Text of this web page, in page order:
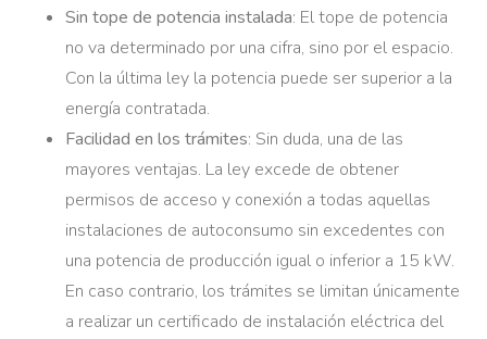
Sin tope de potencia instalada: El tope de potencia
no va determinado por una cifra, sino por el espacio.
Con la última ley la potencia puede ser superior a la
energía contratada.
Facilidad en los trámites: Sin duda, una de las
mayores ventajas. La ley excede de obtener
permisos de acceso y conexión a todas aquellas
instalaciones de autoconsumo sin excedentes con
una potencia de producción igual o inferior a 15 kW.
En caso contrario, los trámites se limitan únicamente
a realizar un certificado de instalación eléctrica del